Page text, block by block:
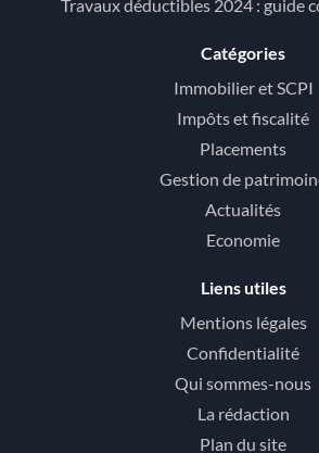
Travaux déductibles 2024 : guide
Catégories
Immobilier et SCPI
Impôts et fiscalité
Placements
Gestion de
Actualités
Economie
Liens utiles
Mentions légales
Confidentialité
Qui sommes-nous
La rédaction
Plan du site